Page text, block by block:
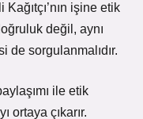
işine etik
değil, aynı
de sorgulanmalıdır.
ile etik
ortaya çıkarır.